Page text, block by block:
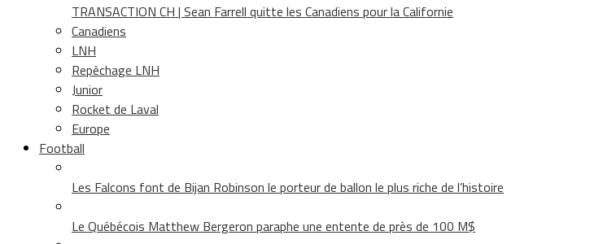
TRANSACTION CH | Sean Farrell quitte les Canadiens pour la Californie
Canadiens
LNH
Repêchage LNH
Junior
Rocket de Laval
Europe
Football
Les Falcons font de Bijan Robinson le porteur de ballon le plus riche de l’histoire
Le Québécois Matthew Bergeron paraphe une entente de près de 100 M$